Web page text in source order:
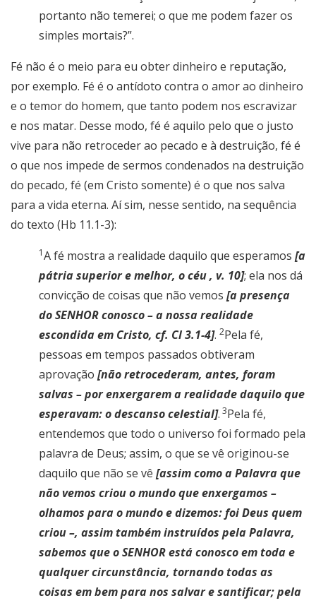
portanto não temerei; o que me podem fazer os
simples mortais?”.
Fé não é o meio para eu obter dinheiro e reputação,
por exemplo. Fé é o antídoto contra o amor ao dinheiro
e o temor do homem, que tanto podem nos escravizar
e nos matar. Desse modo, fé é aquilo pelo que o justo
vive para não retroceder ao pecado e à destruição, fé é
o que nos impede de sermos condenados na destruição
do pecado, fé (em Cristo somente) é o que nos salva
para a vida eterna. Aí sim, nesse sentido, na sequência
do texto (Hb 11.1-3):
1A fé mostra a realidade daquilo que esperamos [a
pátria superior e melhor, o céu , v. 10]; ela nos dá
convicção de coisas que não vemos [a presença
do SENHOR conosco – a nossa realidade
escondida em Cristo, cf. Cl 3.1-4]. 2Pela fé,
pessoas em tempos passados obtiveram
aprovação [não retrocederam, antes, foram
salvas – por enxergarem a realidade daquilo que
esperavam: o descanso celestial]. 3Pela fé,
entendemos que todo o universo foi formado pela
palavra de Deus; assim, o que se vê originou-se
daquilo que não se vê [assim como a Palavra que
não vemos criou o mundo que enxergamos –
olhamos para o mundo e dizemos: foi Deus quem
criou –, assim também instruídos pela Palavra,
sabemos que o SENHOR está conosco em toda e
qualquer circunstância, tornando todas as
coisas em bem para nos salvar e santificar; pela